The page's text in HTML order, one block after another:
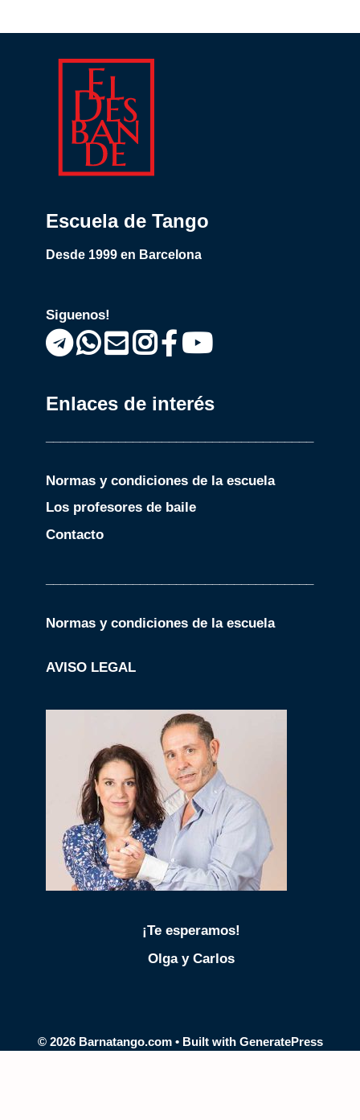
Escuela de Tango
Desde 1999 en Barcelona
Siguenos!
Enlaces de interés
Normas y condiciones de la escuela
Los profesores de baile
Contacto
Normas y condiciones de la escuela
AVISO LEGAL
¡Te esperamos!
Olga y Carlos
© 2026 Barnatango.com• Built with GeneratePress